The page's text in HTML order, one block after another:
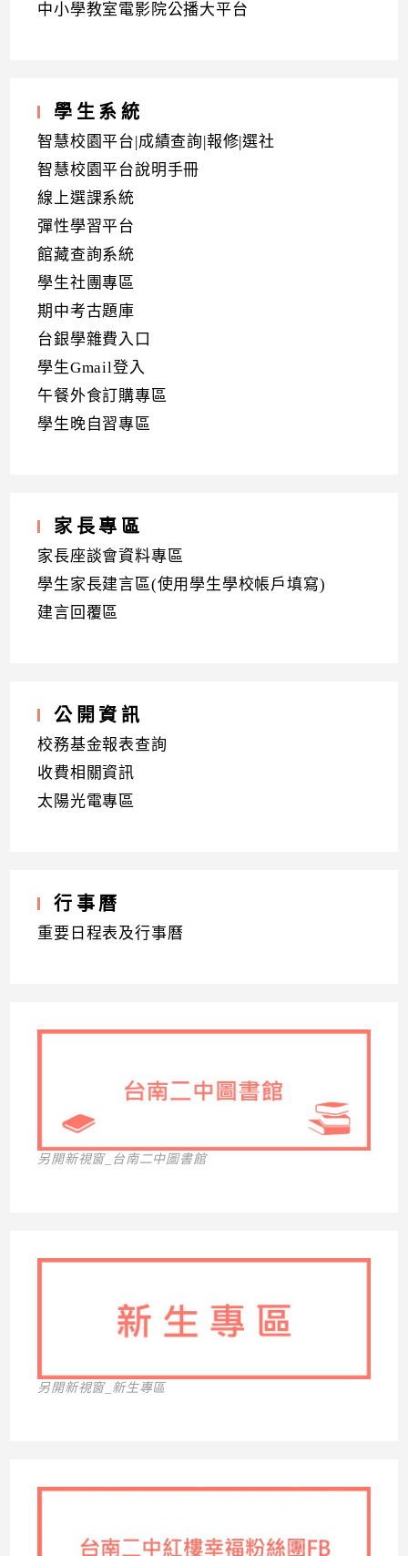
中小學教室電影院公播大平台
學生系統
智慧校園平台|成績查詢|報修|選社
智慧校園平台說明手冊
線上選課系統
彈性學習平台
館藏查詢系統
學生社團專區
期中考古題庫
台銀學雜費入口
學生Gmail登入
午餐外食訂購專區
學生晚自習專區
家長專區
家長座談會資料專區
學生家長建言區(使用學生學校帳戶填寫)
建言回覆區
公開資訊
校務基金報表查詢
收費相關資訊
太陽光電專區
行事曆
重要日程表及行事曆
另開新視窗_台南二中圖書館
另開新視窗_新生專區